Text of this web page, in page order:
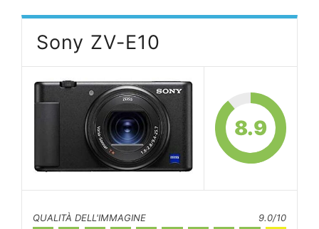
Sony ZV-E10
8.9
QUALITÀ DELL'IMMAGINE 9.0/10